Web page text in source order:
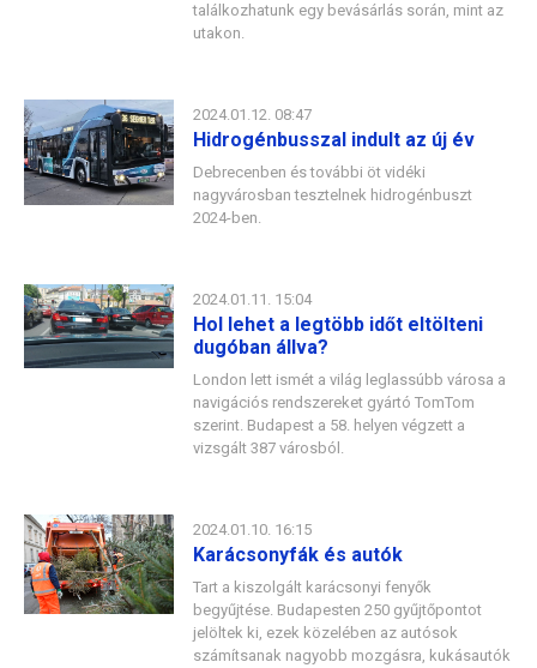
találkozhatunk egy bevásárlás során, mint az
utakon.
2024.01.12. 08:47
Hidrogénbusszal indult az új év
Debrecenben és további öt vidéki
nagyvárosban tesztelnek hidrogénbuszt
2024-ben.
2024.01.11. 15:04
Hol lehet a legtöbb időt eltölteni
dugóban állva?
London lett ismét a világ leglassúbb városa a
navigációs rendszereket gyártó TomTom
szerint. Budapest a 58. helyen végzett a
vizsgált 387 városból.
2024.01.10. 16:15
Karácsonyfák és autók
Tart a kiszolgált karácsonyi fenyők
begyűjtése. Budapesten 250 gyűjtőpontot
jelöltek ki, ezek közelében az autósok
számítsanak nagyobb mozgásra, kukásautók